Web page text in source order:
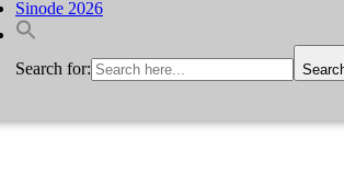
Sinode 2026
Search for: